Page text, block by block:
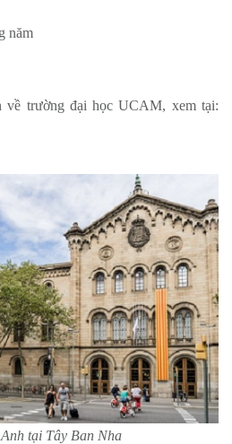
năm
về trường đại học UCAM, xem tại:
tại Tây Ban Nha